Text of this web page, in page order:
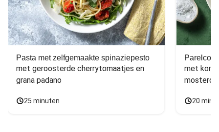
Pasta met zelfgemaakte spinaziepesto
met geroosterde cherrytomaatjes en
grana padano
25 minuten
met
20